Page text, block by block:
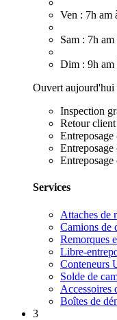
Ven : 7h am
Sam : 7h
Dim : 9h am
Ouvert aujourd'hui
Inspection
Retour
Entreposage
Entreposage
Services
Attaches de
Camions de
Remorques
Libre-
Conteneurs
Solde de
Accessoires
Boîtes de
3